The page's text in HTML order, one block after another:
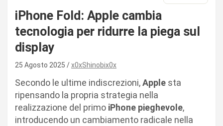
iPhone Fold: Apple cambia
tecnologia per ridurre la piega sul
display
25 Agosto 2025 x0xShinobix0x
Secondo le ultime indiscrezioni,Apple sta
ripensando la propria strategia nella
realizzazione del primo iPhone pieghevole,
introducendo un cambiamento radicale nella